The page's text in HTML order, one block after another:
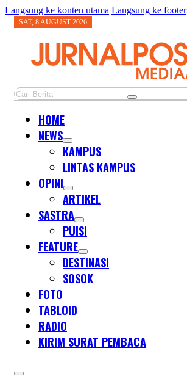
Langsung ke konten utama Langsung ke footer
SAT, 8 AUGUST 2026
Cari
HOME
NEWS
KAMPUS
LINTAS KAMPUS
OPINI
ARTIKEL
SASTRA
PUISI
FEATURE
DESTINASI
SOSOK
FOTO
TABLOID
RADIO
KIRIM SURAT PEMBACA